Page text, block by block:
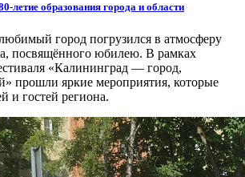
летие образования города и области
город погрузился в атмосферу
посвящённого юбилею. В рамках
«Калининград — город,
прошли яркие мероприятия, которые
и гостей региона.